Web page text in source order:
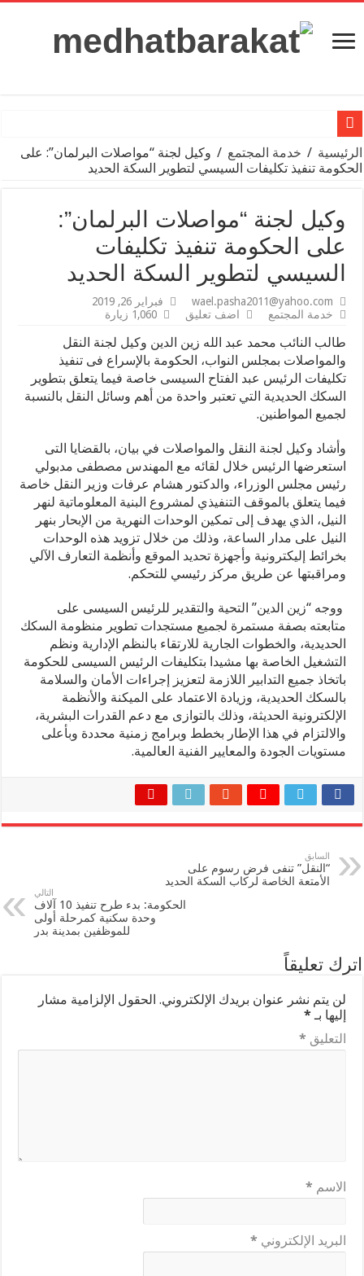
«100 يوم صحة» قدمت أكثر من 103 ملايين خدمة مجانية خلال 65 يوما
وزير التعليم: بدء تفعيل دور صندوق الرعاية الاجتماعية للمعلمين
الصحة العالمية تطلق تحذيرًا عاجلا بشأن المصابين بقطاع غزة
أسعار الذهب في مصر وعالميًا اليوم السبت 30-3-204
غارات إسرائيلية عنيفة..ماذا يحدث في سوريا؟
موقف النادي الأهلي من التجديد مع علي معلول
مدحت بركات يكتب: من داخل التجربة.. أشهد لـ”مستقبل مصر”
مجموعة بيك الباتروس للفنادق تطلق Capri City أكبر مدينة سياحية متكاملة في سهل حشيش تضم 6 منتجعات و5 آلاف غرفة
مدحت بركات: الرئيس السيسي يكتب صفحة جديدة في تاريخ مصر
جابر البغدادي: رؤية الرئيس السيسي تؤكد ريادة مصر في إفريقيا
الجهني: ما قدمته “صحة سوهاج” ومستشفى جهينة يعكس أداءً
مدحت بركات: مشروع الباشوات في سفنكس ينطلق بعد حسم نزاع قديم مع الزراعة.. ولم يكن يومًا مع هيئة المجتمعات العمرانيةفي حوار مع الطريقأكد المهندس مدحت بركات رئيس مجلس إدارة شركة الباشوات للتنمية العمرانية واستصلاح الأراضي، أن مدينة مدينة سفنكس الجديدة تمثل واحدة من أهم فرص الاستثمار العقاري والسياحي في مصر خلال
في ليلة استثنائية.. أميرات المملكة المغربية وعقيلة الرئيس
«عصب الدولة».. الاستثمار الحقيقي في شباب الجمهورية الجديدة
مدحت بركات يكتب: كلمة حق في حسام حسن
الرئيسية / خدمة المجتمع / وكيل لجنة “مواصلات البرلمان”: على
الحكومة تنفيذ تكليفات السيسي لتطوير السكة الحديد
وكيل لجنة “مواصلات البرلمان”:
على الحكومة تنفيذ تكليفات
السيسي لتطوير السكة الحديد
wael.pasha2011@yahoo.com
فبراير 26, 2019
خدمة المجتمع
اضف تعليق 1,060 زيارة
طالب النائب محمد عبد الله زين الدين وكيل لجنة النقل
والمواصلات بمجلس النواب، الحكومة بالإسراع فى تنفيذ
تكليفات الرئيس عبد الفتاح السيسى خاصة فيما يتعلق بتطوير
السكك الحديدية التي تعتبر واحدة من أهم وسائل النقل بالنسبة
لجميع المواطنين.
وأشاد وكيل لجنة النقل والمواصلات في بيان، بالقضايا التى
استعرضها الرئيس خلال لقائه مع المهندس مصطفى مدبولي
رئيس مجلس الوزراء، والدكتور هشام عرفات وزير النقل خاصة
فيما يتعلق بالموقف التنفيذي لمشروع البنية المعلوماتية لنهر
النيل، الذي يهدف إلى تمكين الوحدات النهرية من الإبحار بنهر
النيل على مدار الساعة، وذلك من خلال تزويد هذه الوحدات
بخرائط إليكترونية وأجهزة تحديد الموقع وأنظمة التعارف الآلي
ومراقبتها عن طريق مركز رئيسي للتحكم.
ووجه “زين الدين” التحية والتقدير للرئيس السيسى على
متابعته بصفة مستمرة لجميع مستجدات تطوير منظومة السكك
الحديدية، والخطوات الجارية للارتقاء بالنظم الإدارية ونظم
التشغيل الخاصة بها مشيدا بتكليفات الرئيس السيسى للحكومة
باتخاذ جميع التدابير اللازمة لتعزيز إجراءات الأمان والسلامة
بالسكك الحديدية، وزيادة الاعتماد على الميكنة والأنظمة
الإلكترونية الحديثة، وذلك بالتوازى مع دعم القدرات البشرية،
والالتزام في هذا الإطار بخطط وبرامج زمنية محددة وبأعلى
مستويات الجودة والمعايير الفنية العالمية.
السابق
“النقل” تنفى فرض رسوم على
الأمتعة الخاصة لركاب السكة الحديد
التالي
الحكومة: بدء طرح تنفيذ 10 آلاف
وحدة سكنية كمرحلة أولى
للموظفين بمدينة بدر
اترك تعليقاً
لن يتم نشر عنوان بريدك الإلكتروني. الحقول الإلزامية مشار
إليها بـ*
التعليق *
الاسم *
البريد الإلكتروني *